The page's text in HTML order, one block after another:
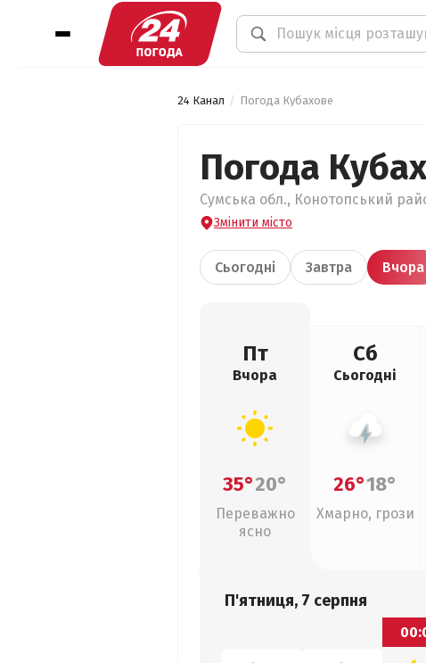
24 Канал Погода Кубахове
Погода
Сумська обл., Конотопський
Змінити місто
Сьогодні Завтра Вчора
Пт
Вчора
35°20°
Переважно
ясно
Сб
Сьогодні
26°18°
Хмарно, грози
П'ятниця, 7 серпня